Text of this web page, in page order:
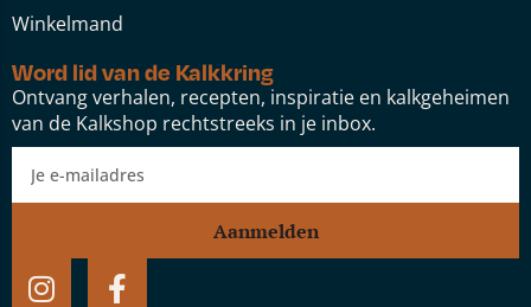
Winkelmand
Word lid van de Kalkkring
Ontvang verhalen, recepten, inspiratie en kalkgeheimen
van de Kalkshop rechtstreeks in je inbox.
Aanmelden